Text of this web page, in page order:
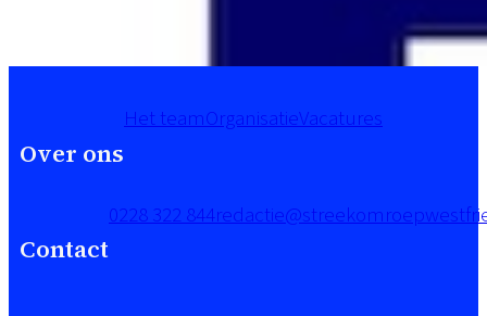
Over ons
Het teamOrganisatieVacatures
Contact
0228 322 844